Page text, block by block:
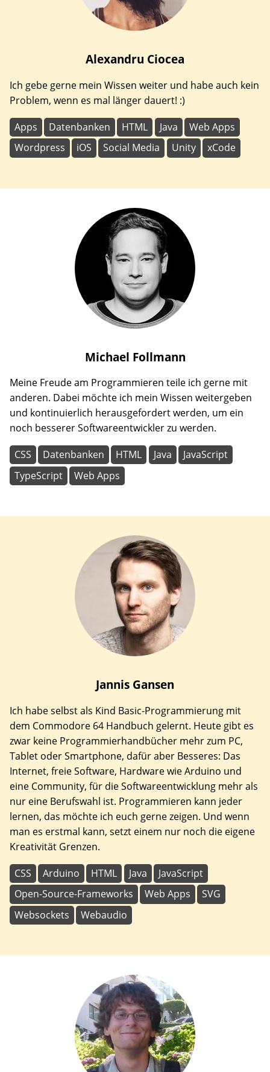
Alexandru Ciocea
Ich gebe gerne mein Wissen weiter und habe auch kein
Problem, wenn es mal länger dauert! :)
Apps Datenbanken HTML Java
Web Apps
Wordpress
iOS Social Media Unity xCode
Michael Follmann
Meine Freude am Programmieren teile ich gerne mit
anderen. Dabei möchte ich mein Wissen weitergeben
und kontinuierlich herausgefordert werden, um ein
noch besserer Softwareentwickler zu werden.
CSS Datenbanken HTML Java
JavaScript
TypeScript
Web Apps
Jannis Gansen
Ich habe selbst als Kind Basic-Programmierung mit
dem Commodore 64 Handbuch gelernt. Heute gibt es
zwar keine Programmierhandbücher mehr zum PC,
Tablet oder Smartphone, dafür aber Besseres: Das
Internet, freie Software, Hardware wie Arduino und
eine Community, für die Softwareentwicklung mehr als
nur eine Berufswahl ist. Programmieren kann jeder
lernen, das möchte ich euch gerne zeigen. Und wenn
man es erstmal kann, setzt einem nur noch die eigene
Kreativität Grenzen.
CSS Arduino HTML Java
JavaScript
Open-Source-Frameworks
Web Apps
SVG
Websockets
Webaudio